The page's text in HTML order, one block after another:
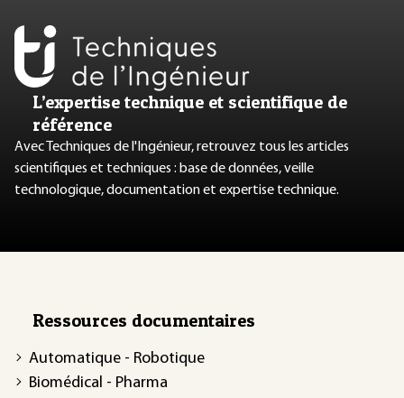
L’expertise technique et scientifique de
référence
Avec Techniques de l'Ingénieur, retrouvez tous les articles
scientifiques et techniques : base de données, veille
technologique, documentation et expertise technique.
Ressources documentaires
Automatique - Robotique
Biomédical - Pharma